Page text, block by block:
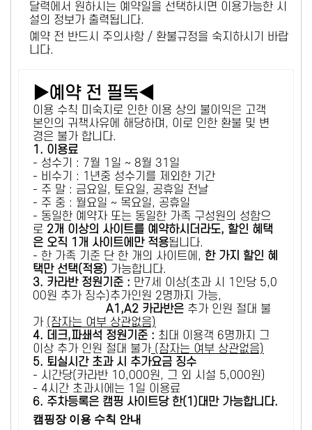
달력에서 원하시는 예약일을 선택하시면 이용가능한 시
설의 정보가 출력됩니다.
예약 전 반드시 주의사항 / 환불규정을 숙지하시기 바랍
니다.
▶예약 전 필독◀
이용 수칙 미숙지로 인한 이용 상의 불이익은 고객
본인의 귀책사유에 해당하며, 이로 인한 환불 및 변
경은 불가 합니다.
1. 이용료
- 성수기 : 7월 1일 ~ 8월 31일
- 비수기 : 1년중 성수기를 제외한 기간
- 주 말 : 금요일, 토요일, 공휴일 전날
- 주 중 : 월요일 ~ 목요일, 공휴일
- 동일한 예약자 또는 동일한 가족 구성원의 성함으
로 2개 이상의 사이트를 예약하시더라도, 할인 혜택
은 오직 1개 사이트에만 적용됩니다.
- 한 가족 기준 단 한 개의 사이트에, 한 가지 할인 혜
택만 선택(적용) 가능합니다.
3. 카라반 정원기준 : 만7세 이상(초과 시 1인당 5,0
00원 추가 징수)추가인원 2명까지 가능,
A1,A2 카라반은 추가 인원 절대 불
가 (잠자는 여부 상관없음)
4. 데크,파쇄석 정원기준 : ​최대 이용객 6명까지 그
이상 추가 인원 절대 불가 (잠자는 여부 상관없음)
5. 퇴실시간 초과 시 추가요금 징수
- 시간당(카라반 10,000원, 그 외 시설 5,000원)
- 4시간 초과시에는 1일 이용료
6. 주차등록은 캠핑 사이트당 한(1)대만 가능합니다.
캠핑장 이용 수칙 안내